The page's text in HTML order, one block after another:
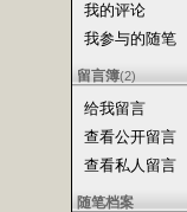
我的评论
我参与的随笔
留言簿(2)
给我留言
查看公开留言
查看私人留言
随笔档案